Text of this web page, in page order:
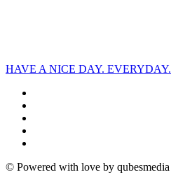
HAVE A NICE DAY. EVERYDAY.
© Powered with love by qubesmedia